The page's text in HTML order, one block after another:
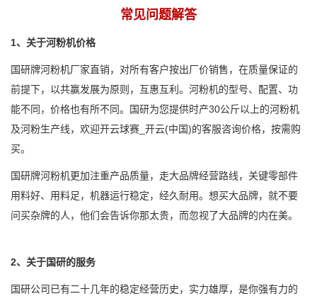
常见问题解答
1、关于河粉机价格
国研牌河粉机厂家直销，对所有客户按出厂价销售，在质量保证的
前提下，以共赢发展为原则，互惠互利。河粉机的型号、配置、功
能不同，价格也有所不同。国研为您提供时产30公斤以上的河粉机
及河粉生产线，欢迎开云球赛_开云(中国)的客服咨询价格，按需购
买。
国研牌河粉机更加注重产品质量，走大品牌经营路线，关键零部件
用料好、用料足，机器运行稳定，经久耐用。想买大品牌，就不要
问买杂牌的人，他们会告诉你那太贵，而忽视了大品牌的内在美。
2、关于国研的服务
国研公司已有二十几年的稳定经营历史，实力雄厚，是你强有力的